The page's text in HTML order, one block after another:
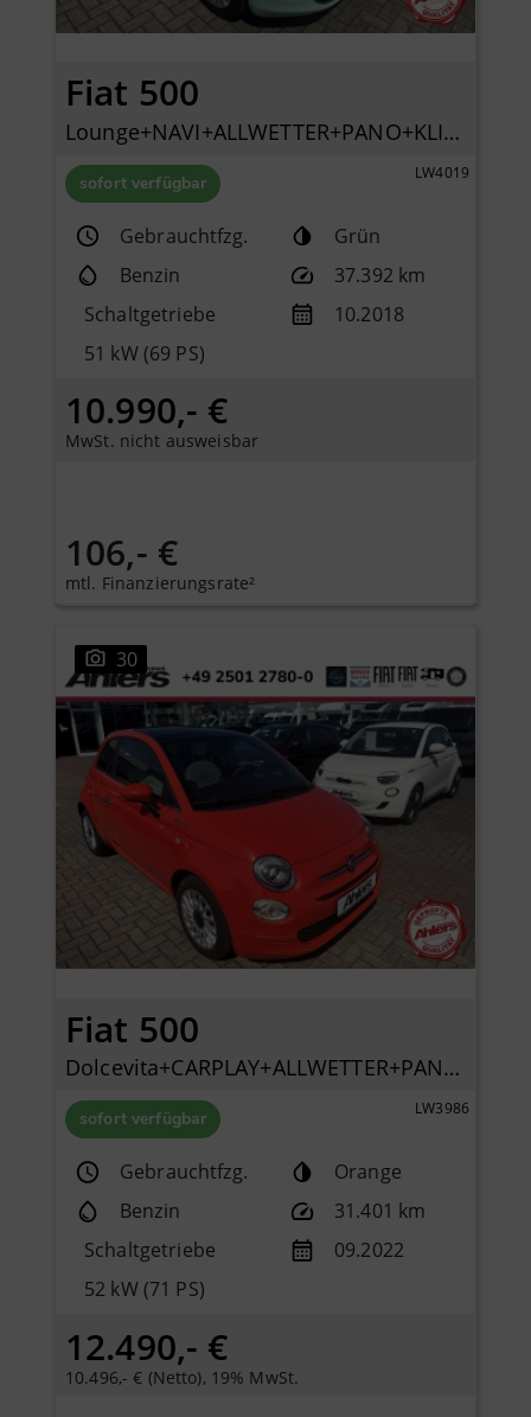
Fiat 500
Lounge+NAVI+ALLWETTER+PANO+KLIMA+PDC+LICHTREGENSENSOR+
sofort verfügbar LW4019
Gebrauchtfzg.
Grün
Benzin
37.392 km
Schaltgetriebe
10.2018
51 kW (69 PS)
10.990,- €
MwSt. nicht ausweisbar
106,- €
mtl. Finanzierungsrate²
30
Fiat 500
Dolcevita+CARPLAY+ALLWETTER+PANO+KLIMA+TEMPOMAT+DAB+
sofort verfügbar LW3986
Gebrauchtfzg.
Orange
Benzin
31.401 km
Schaltgetriebe
09.2022
52 kW (71 PS)
12.490,- €
10.496,- € (Netto), 19% MwSt.